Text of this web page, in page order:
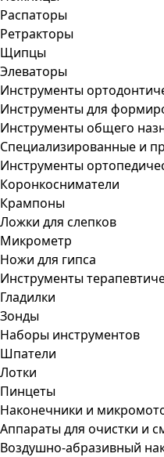
Распаторы
Ретракторы
Щипцы
Элеваторы
Инструменты
Инструменты для
Инструменты общего
Специализированные и
Инструменты
Коронкосниматели
Крампоны
Ложки для слепков
Микрометр
Ножи для гипса
Инструменты
Гладилки
Зонды
Наборы инструментов
Шпатели
Лотки
Пинцеты
Наконечники и
Аппараты для очистки и
Воздушно-абразивный